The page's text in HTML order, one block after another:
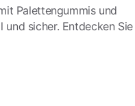
Palettengummis und
und sicher. Entdecken Sie